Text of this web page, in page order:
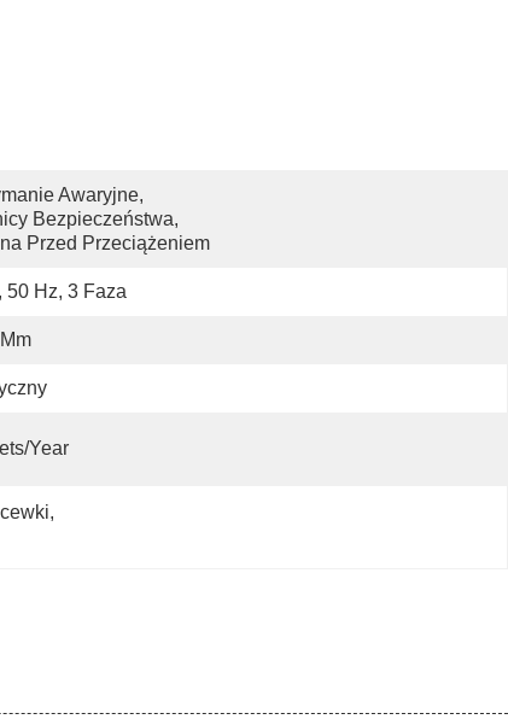
Awaryjne,
Bezpieczeństwa,
Przed Przeciążeniem
50 Hz, 3 Faza
year
,